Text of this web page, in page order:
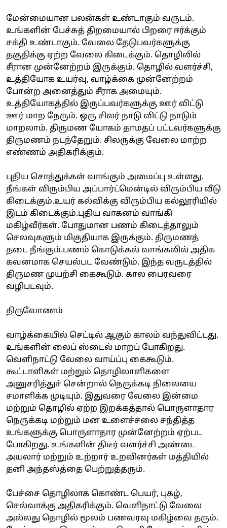
மேன்மையான பலன்கள் உண்டாகும் வருடம்.
உங்களின் பேச்சுத் திறமையால் பிறரை ஈர்க்கும்
சக்தி உண்டாகும். வேலை தேடுபவர்களுக்கு
தகுதிக்கு ஏற்ற வேலை கிடைக்கும். தொழிலில்
சீரான முன்னேற்றம் இருக்கும். தொழில் வளர்ச்சி,
உத்தியோக உயர்வு, வாழ்க்கை முன்னேற்றம்
போன்ற அனைத்தும் சீராக அமையும்.
உத்தியோகத்தில் இருப்பவர்களுக்கு ஊர் விட்டு
ஊர் மாற நேரும். ஒரு சிலர் நாடு விட்டு நாடும்
மாறலாம். திருமண யோகம் தாமதப் பட்டவர்களுக்கு
திருமணம் நடந்தேறும். சிலருக்கு வேலை மாற்ற
எண்ணம் அதிகரிக்கும்.
புதிய சொத்துக்கள் வாங்கும் அமைப்பு உள்ளது.
நீங்கள் விரும்பிய அப்பார்ட்மென்டில் விரும்பிய வீடு
கிடைக்கும்.உயர் கல்விக்கு விரும்பிய கல்லூரியில்
இடம் கிடைக்கும்.புதிய வாகனம் வாங்கி
மகிழ்வீர்கள். போதுமான பணம் கிடைத்தாலும்
செலவுகளும் மிகுதியாக இருக்கும். திருமணத்
தடை நீங்கும்.பணம் கொடுக்கல் வாங்கலில் அதிக
கவனமாக செயல்பட வேண்டும். இந்த வருடத்தில்
திருமண முயற்சி கைகூடும். கால பைரவரை
வழிபடவும்.
திருவோணம்
வாழ்க்கையில் செட்டில் ஆகும் காலம் வந்துவிட்டது.
உங்களின் லைப் ஸ்டைல் மாறப் போகிறது.
வெளிநாட்டு வேலை வாய்ப்பு கைகூடும்.
கூட்டாளிகள் மற்றும் தொழிலாளிகளை
அனுசரித்துச் சென்றால் நெருக்கடி நிலையை
சமாளிக்க முடியும். இதுவரை வேலை இன்மை
மற்றும் தொழில் ஏற்ற இறக்கத்தால் பொருளாதார
நெருக்கடி மற்றும் மன உளைச்சலை சந்தித்த
உங்களுக்கு பொருளாதார முன்னேற்றம் ஏற்பட
போகிறது. உங்களின் திடீர் வளர்ச்சி அண்டை
அயலார் மற்றும் உற்றார் உறவினர்கள் மத்தியில்
தனி அந்தஸ்த்தை பெற்றுத்தரும்.
பேச்சை தொழிலாக கொண்ட பெயர், புகழ்,
செல்வாக்கு அதிகரிக்கும். வெளிநாட்டு வேலை
அல்லது தொழில் மூலம் பணவரவு மகிழ்வை தரும்.